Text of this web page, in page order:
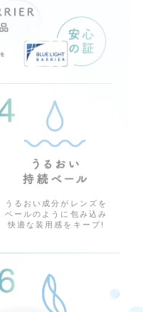
うるおい成分がレンズを
ベールのように包み込み
快適な装用感をキープ!